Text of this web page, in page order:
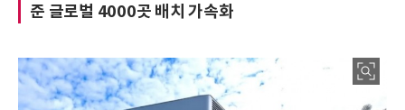
준 글로벌 4000곳 배치 가속화